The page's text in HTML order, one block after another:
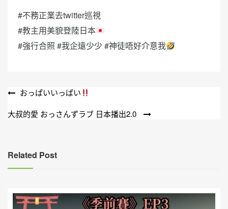
#不務正業去twitter巡視
#教主用美貌登陸日本
#強行合照 #我企遠少少 #神徒唔好介意我
文
章
おっぱいいっぱい
大叔的愛 おっさんずラブ 日本播出2.0
Related Post